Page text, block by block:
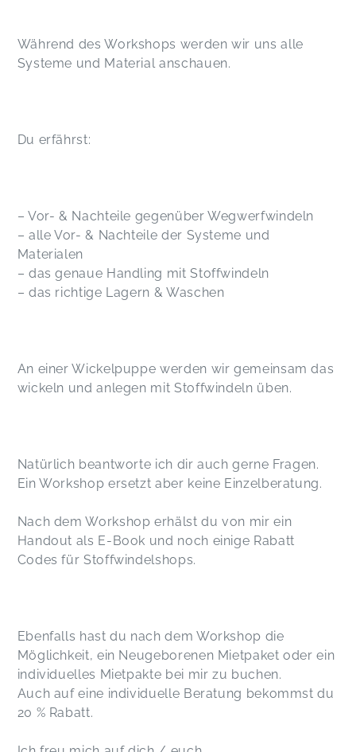
Während des Workshops werden wir uns alle
Systeme und Material anschauen.
Du erfährst:
– Vor- & Nachteile gegenüber Wegwerfwindeln
– alle Vor- & Nachteile der Systeme und
Materialen
– das genaue Handling mit Stoffwindeln
– das richtige Lagern & Waschen
An einer Wickelpuppe werden wir gemeinsam das
wickeln und anlegen mit Stoffwindeln üben.
Natürlich beantworte ich dir auch gerne Fragen.
Ein Workshop ersetzt aber keine Einzelberatung.
Nach dem Workshop erhälst du von mir ein
Handout als E-Book und noch einige Rabatt
Codes für Stoffwindelshops.
Ebenfalls hast du nach dem Workshop die
Möglichkeit, ein Neugeborenen Mietpaket oder ein
individuelles Mietpakte bei mir zu buchen.
Auch auf eine individuelle Beratung bekommst du
20 % Rabatt.